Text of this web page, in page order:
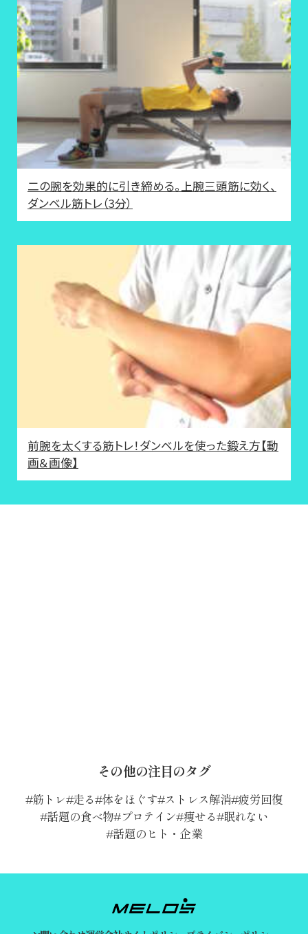
二の腕を効果的に引き締める。上腕三頭筋に効く、
ダンベル筋トレ（3分）
前腕を太くする筋トレ！ダンベルを使った鍛え方【動
画＆画像】
その他の注目のタグ
筋トレ 走る 体をほぐす ストレス解消 疲労回復
話題の食べ物 プロテイン 痩せる 眠れない
話題のヒト・企業